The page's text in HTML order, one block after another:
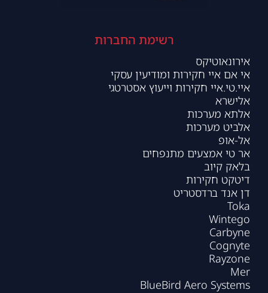
רשימת החברות
אירונאוטיקס
אי אם איי חקירות ומודיעין עסקי
איי.טי.איי חקירות וייעוץ אסטרטגי
אלישרא
אלתא מערכות
אלביט מערכות
אל-אופ
אר טי אמצעים מתנפחים
בלאק קיוב
דיטקט חקירות
דן אנד ברדסטריט
Toka
Wintego
Carbyne
Cognyte
Rayzone
Mer
BlueBird Aero Systems